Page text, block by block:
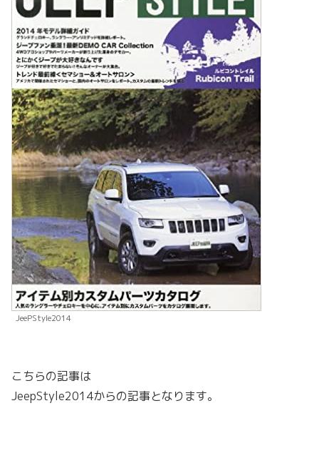
JeePStyle2014
こちらの記事は
JeepStyle2014からの記事となります。